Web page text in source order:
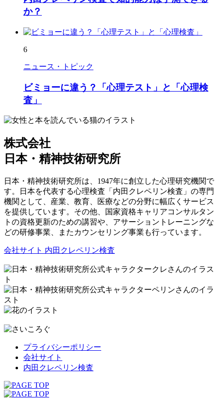
か？
6
ニュース・トピック
ビミョーに違う？「心理テスト」と「心理検
査」
株式会社
日本・精神技術研究所
日本・精神技術研究所は、1947年に創立した心理研究機関で
す。日本を代表する心理検査「内田クレペリン検査」の専門
機関として、産業、教育、医療などの分野に幅広くサービス
を提供しています。その他、国家資格キャリアコンサルタン
トの資格更新のための講習や、アサーショントレーニングな
どの研修事業、またカウンセリング事業も行っています。
会社サイト 内田クレペリン検査
プライバシーポリシー
会社サイト
内田クレペリン検査